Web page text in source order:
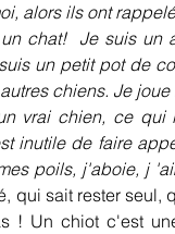
alors ils ont
chat!  Je suis
un petit pot de
chiens. Je
vrai chien, ce qui
inutile de faire
poils, j'aboie, j
qui sait rester
! Un chiot c'est